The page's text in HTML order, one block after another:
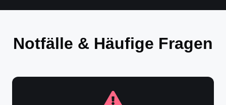
Notfälle & Häufige Fragen